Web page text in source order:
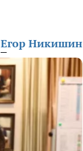
Егор Никишин